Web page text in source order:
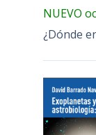
NUEVO
¿Dónde